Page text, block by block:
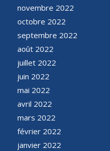
novembre 2022
octobre 2022
septembre 2022
août 2022
juillet 2022
juin 2022
mai 2022
avril 2022
mars 2022
février 2022
janvier 2022